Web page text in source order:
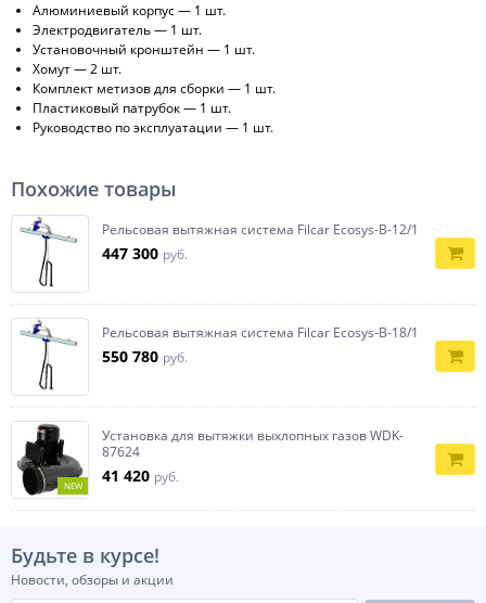
Алюминиевый корпус — 1 шт.
Электродвигатель — 1 шт.
Установочный кронштейн — 1 шт.
Хомут — 2 шт.
Комплект метизов для сборки — 1 шт.
Пластиковый патрубок — 1 шт.
Руководство по эксплуатации — 1 шт.
Похожие товары
Рельсовая вытяжная система Filcar Ecosys-В-12/1
447 300 руб.
Рельсовая вытяжная система Filcar Ecosys-В-18/1
550 780 руб.
NEW
Установка для вытяжки выхлопных газов WDK-
87624
41 420 руб.
Будьте в курсе!
Новости, обзоры и акции